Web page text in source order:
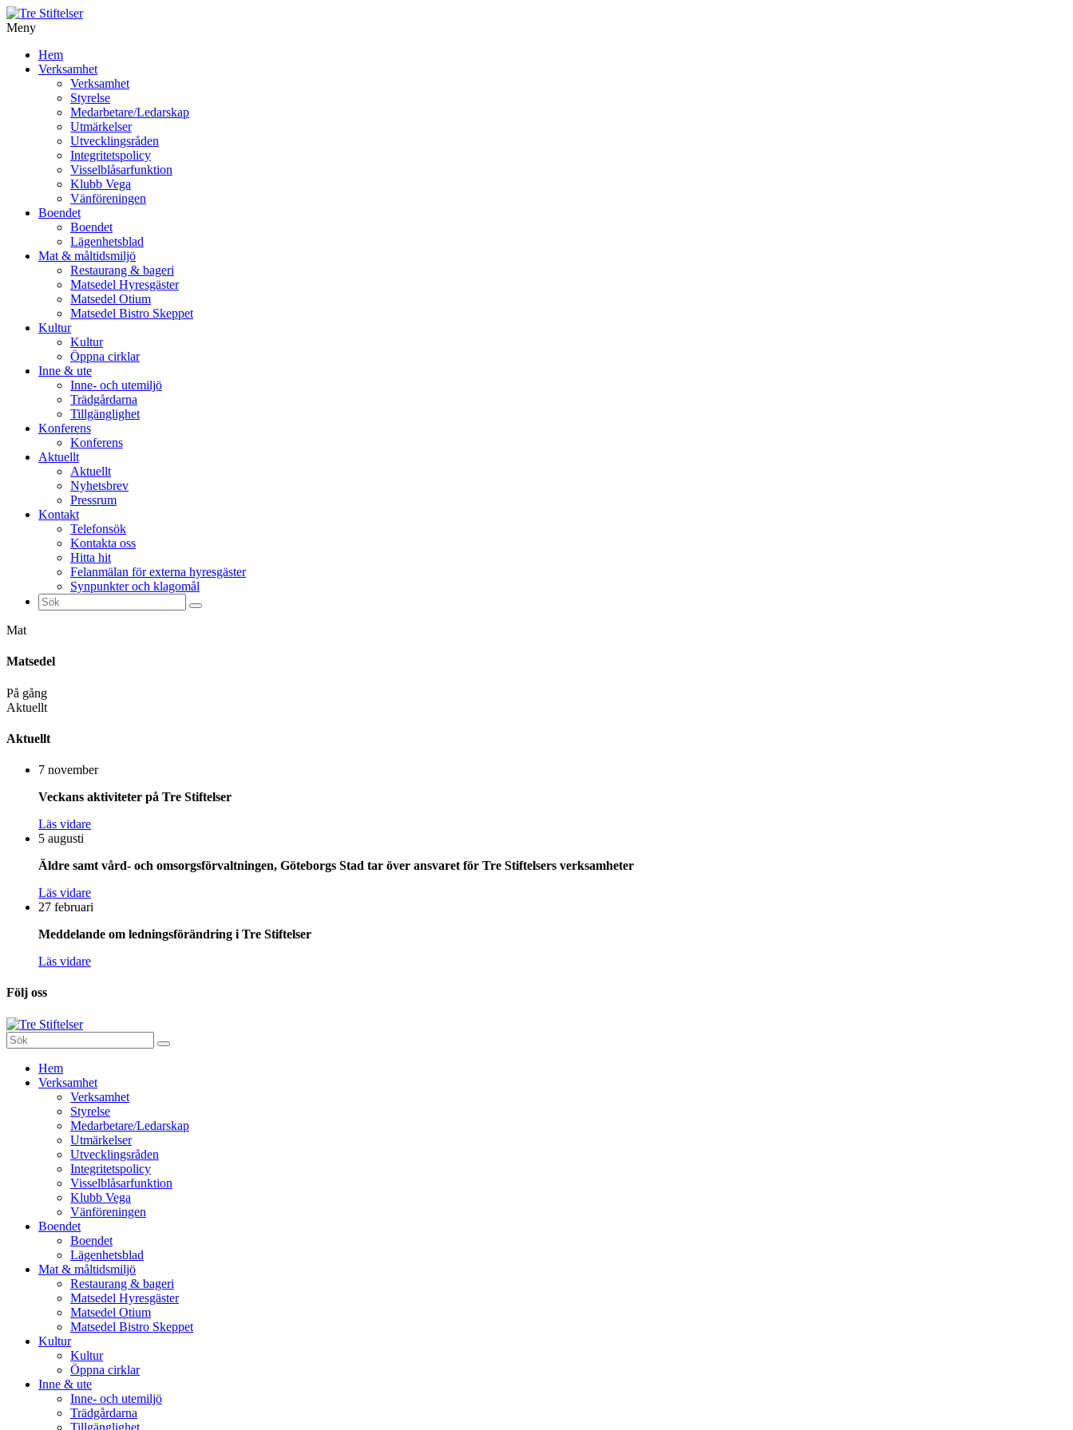
Meny
vidare
Hem
Verksamhet
Verksamhet
Styrelse
Medarbetare/Ledarskap
Utmärkelser
Utvecklingsråden
Integritetspolicy
Visselblåsarfunktion
Klubb Vega
Vänföreningen
Boendet
Boendet
Lägenhetsblad
Mat & måltidsmiljö
Restaurang & bageri
Matsedel Hyresgäster
Matsedel Otium
Matsedel Bistro Skeppet
Kultur
Kultur
Öppna cirklar
Inne & ute
Inne- och utemiljö
Trädgårdarna
Tillgänglighet
Konferens
Konferens
Aktuellt
Aktuellt
Nyhetsbrev
Pressrum
Kontakt
Telefonsök
Kontakta oss
Hitta hit
Felanmälan för externa hyresgäster
Synpunkter och klagomål
Sök
efter:
Mat
Matsedel
På gång
Aktuellt
Aktuellt
7 november
Veckans aktiviteter på Tre Stiftelser
Läs vidare
5 augusti
Äldre samt vård- och omsorgsförvaltningen, Göteborgs Stad tar över ansvaret för Tre Stiftelsers verksamheter
Läs vidare
27 februari
Meddelande om ledningsförändring i Tre Stiftelser
Läs vidare
Följ oss
Sök
efter:
vidare
Hem
Verksamhet
Verksamhet
Styrelse
Medarbetare/Ledarskap
Utmärkelser
Utvecklingsråden
Integritetspolicy
Visselblåsarfunktion
Klubb Vega
Vänföreningen
Boendet
Boendet
Lägenhetsblad
Mat & måltidsmiljö
Restaurang & bageri
Matsedel Hyresgäster
Matsedel Otium
Matsedel Bistro Skeppet
Kultur
Kultur
Öppna cirklar
Inne & ute
Inne- och utemiljö
Trädgårdarna
Tillgänglighet